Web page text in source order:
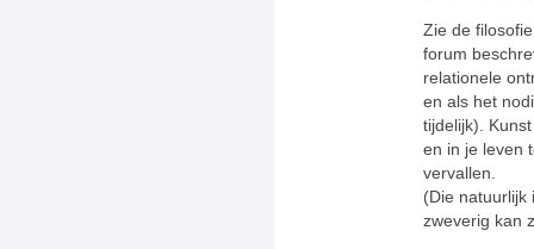
Zie de
forum
relationele
en als het
tijdelijk).
en in je leven
vervallen.
(Die natuurlijk
zweverig kan